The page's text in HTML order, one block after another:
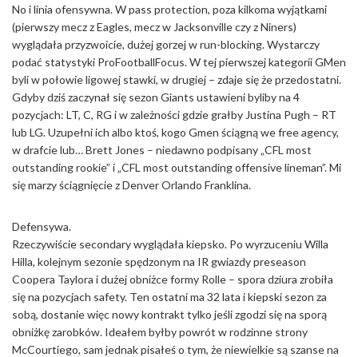
No i linia ofensywna. W pass protection, poza kilkoma wyjątkami
(pierwszy mecz z Eagles, mecz w Jacksonville czy z Niners)
wyglądała przyzwoicie, dużej gorzej w run-blocking. Wystarczy
podać statystyki ProFootballFocus. W tej pierwszej kategorii GMen
byli w połowie ligowej stawki, w drugiej – zdaje się że przedostatni.
Gdyby dziś zaczynał się sezon Giants ustawieni byliby na 4
pozycjach: LT, C, RG i w zależności gdzie grałby Justina Pugh – RT
lub LG. Uzupełni ich albo ktoś, kogo Gmen ściągną we free agency,
w drafcie lub… Brett Jones – niedawno podpisany „CFL most
outstanding rookie” i „CFL most outstanding offensive lineman”. Mi
się marzy ściągnięcie z Denver Orlando Franklina.
Defensywa.
Rzeczywiście secondary wyglądała kiepsko. Po wyrzuceniu Willa
Hilla, kolejnym sezonie spędzonym na IR gwiazdy preseason
Coopera Taylora i dużej obniżce formy Rolle – spora dziura zrobiła
się na pozycjach safety. Ten ostatni ma 32 lata i kiepski sezon za
sobą, dostanie więc nowy kontrakt tylko jeśli zgodzi się na sporą
obniżkę zarobków. Ideałem byłby powrót w rodzinne strony
McCourtiego, sam jednak pisałeś o tym, że niewielkie są szanse na